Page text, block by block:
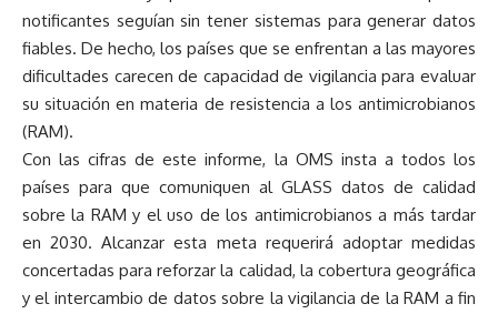
notificantes seguían sin tener sistemas para generar datos
fiables. De hecho, los países que se enfrentan a las mayores
dificultades carecen de capacidad de vigilancia para evaluar
su situación en materia de resistencia a los antimicrobianos
(RAM).
Con las cifras de este informe, la OMS insta a todos los
países para que comuniquen al GLASS datos de calidad
sobre la RAM y el uso de los antimicrobianos a más tardar
en 2030. Alcanzar esta meta requerirá adoptar medidas
concertadas para reforzar la calidad, la cobertura geográfica
y el intercambio de datos sobre la vigilancia de la RAM a fin